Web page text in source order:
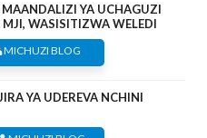
YA UCHAGUZI
WASISITIZWA WELEDI
MICHUZI BLOG
YA UDEREVA NCHINI